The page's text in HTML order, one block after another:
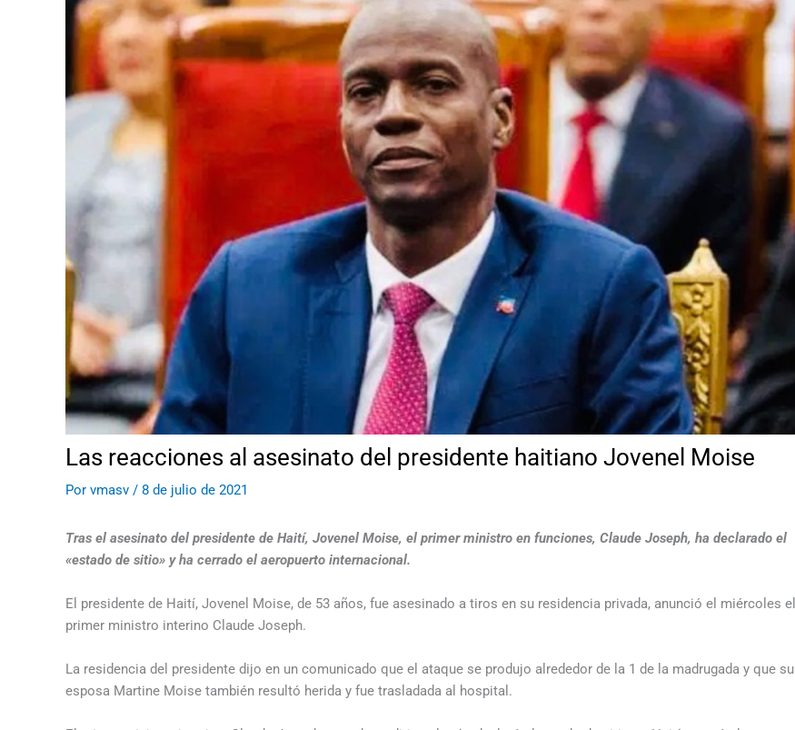
Las reacciones al asesinato del presidente haitiano Jovenel Moise
Por vmasv / 8 de julio de 2021
Tras el asesinato del presidente de Haití, Jovenel Moise, el primer ministro en funciones, Claude Joseph, ha declarado el
«estado de sitio» y ha cerrado el aeropuerto internacional.
El presidente de Haití, Jovenel Moise, de 53 años, fue asesinado a tiros en su residencia privada, anunció el miércoles el
primer ministro interino Claude Joseph.
La residencia del presidente dijo en un comunicado que el ataque se produjo alrededor de la 1 de la madrugada y que su
esposa Martine Moise también resultó herida y fue trasladada al hospital.